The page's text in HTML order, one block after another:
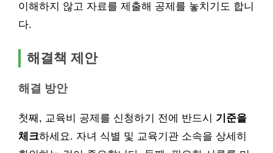
이해하지 않고 자료를 제출해 공제를 놓치기도 합니
다.
해결책 제안
해결 방안
첫째, 교육비 공제를 신청하기 전에 반드시 기준을
체크하세요. 자녀 식별 및 교육기관 소속을 상세히